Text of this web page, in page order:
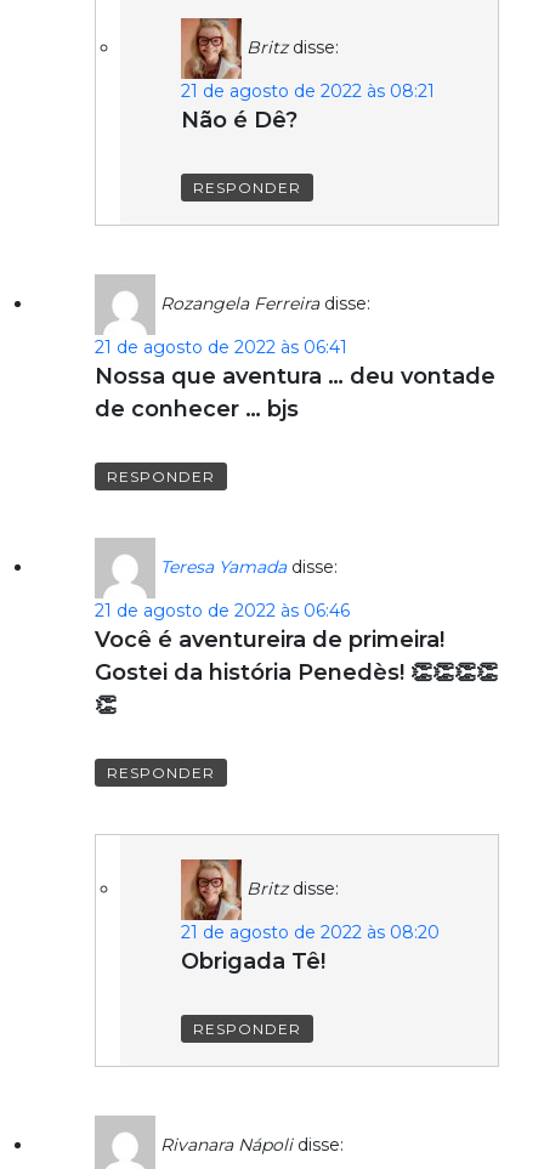
Britz disse:
21 de agosto de 2022 às 08:21
Não é Dê?
RESPONDER
Rozangela Ferreira disse:
21 de agosto de 2022 às 06:41
Nossa que aventura … deu vontade
de conhecer … bjs
RESPONDER
Teresa Yamada disse:
21 de agosto de 2022 às 06:46
Você é aventureira de primeira!
Gostei da história Penedès! 👏👏👏👏
👏
RESPONDER
Britz disse:
21 de agosto de 2022 às 08:20
Obrigada Tê!
RESPONDER
Rivanara Nápoli disse: